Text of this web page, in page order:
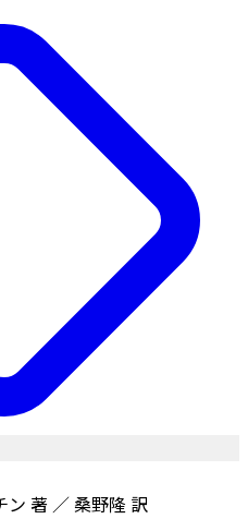
ン 著 ／ 桑野隆 訳